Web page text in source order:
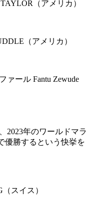
（アメリカ）
（アメリカ）
ァール Fantu Zewude
2023年のワールドマラ
優勝するという快挙を
スイス）